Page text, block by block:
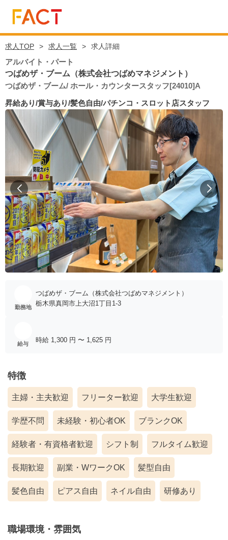
求人TOP 求人一覧 求人詳細
アルバイト・パート
つばめザ・ブーム（株式会社つばめマネジメント）
つばめザ・ブーム/ ホール・カウンタースタッフ[24010]A
昇給あり/賞与あり/髪色自由/パチンコ・スロット店スタッフ
勤務地
つばめザ・ブーム（株式会社つばめマネジメント）
栃木県真岡市上大沼1丁目1-3
給与
特徴
主婦・主夫歓迎 フリーター歓迎 大学生歓迎
学歴不問 未経験・初心者OK ブランクOK
経験者・有資格者歓迎 シフト制 フルタイム歓迎
長期歓迎 副業・WワークOK 髪型自由
髪色自由 ピアス自由 ネイル自由 研修あり
職場環境・雰囲気